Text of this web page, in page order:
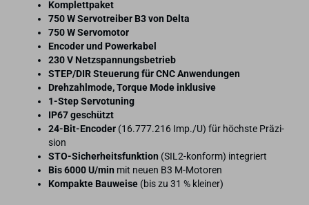
Kom­plett­pa­ket
750 W Ser­vo­trei­ber B3 von Delta
750 W Ser­vo­mo­tor
En­co­der und Powerka­bel
230 V Netz­span­nungs­be­trieb
STEP/DIR Steue­rung für CNC An­wen­dun­gen
Dreh­zahl­mo­de, Tor­que Mode in­klu­si­ve
1-​Step Ser­vo­tu­ning
IP67 ge­schützt
24-​Bit-Encoder (16.777.216 Imp./U) für höchs­te Prä­zi­
si­on
STO-​Sicherheitsfunktion (SIL2-​konform) in­te­griert
Bis 6000 U/min mit neuen B3 M-​Motoren
Kom­pak­te Bau­wei­se (bis zu 31 % klei­ner)